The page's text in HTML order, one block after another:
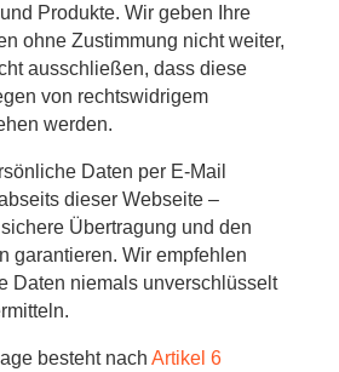
Produkte. Wir geben Ihre
ohne Zustimmung nicht weiter,
ausschließen, dass diese
von rechtswidrigem
werden.
Daten per E-Mail
dieser Webseite –
Übertragung und den
garantieren. Wir empfehlen
Daten niemals unverschlüsselt
besteht nach Artikel 6